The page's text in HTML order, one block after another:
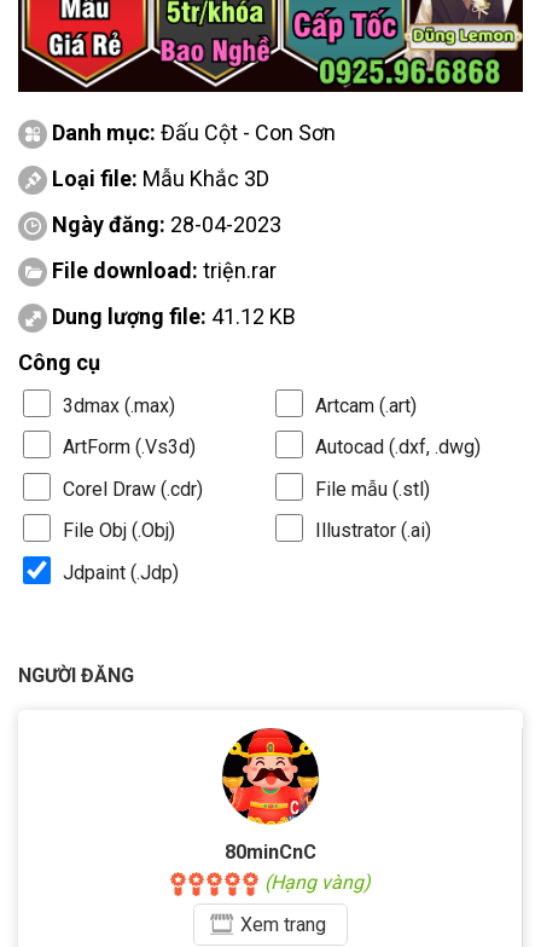
Danh mục: Đấu Cột - Con Sơn
Loại file: Mẫu Khắc 3D
Ngày đăng: 28-04-2023
File download: triện.rar
Dung lượng file: 41.12 KB
Công cụ
3dmax (.max)
Artcam (.art)
ArtForm (.Vs3d)
Autocad (.dxf, .dwg)
Corel Draw (.cdr)
File mẫu (.stl)
File Obj (.Obj)
Illustrator (.ai)
Jdpaint (.Jdp)
NGƯỜI ĐĂNG
80minCnC
(Hạng vàng)
Xemtrang